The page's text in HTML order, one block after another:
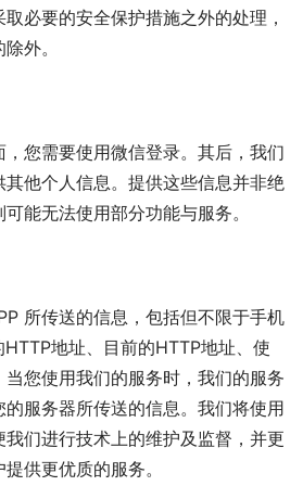
必要的安全保护措施之外的处理，
外。
您需要使用微信登录。其后，我们
他个人信息。提供这些信息并非绝
能无法使用部分功能与服务。
所传送的信息，包括但不限于手机
地址、目前的HTTP地址、使
您使用我们的服务时，我们的服务
服务器所传送的信息。我们将使用
们进行技术上的维护及监督，并更
供更优质的服务。